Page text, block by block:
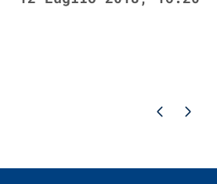
Pagina precedente
Pagina successiva